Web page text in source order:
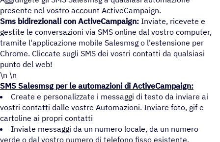
presente nel vostro account ActiveCampaign.
Sms bidirezionali con ActiveCampaign: Inviate, ricevete e
gestite le conversazioni via SMS online dal vostro computer,
tramite l'applicazione mobile Salesmsg o l'estensione per
Chrome. Cliccate sugli SMS dei vostri contatti da qualsiasi
punto del web!
\n \n
SMS Salesmsg per le automazioni di ActiveCampaign:
Create e personalizzate i messaggi di testo da inviare ai
vostri contatti dalle vostre Automazioni. Inviare foto, gif e
cartoline ai propri contatti
Inviate messaggi da un numero locale, da un numero
verde o dal vostro numero di telefono fisso esistente.